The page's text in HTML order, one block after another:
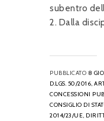
subentro
2. Dalla
PUBBLICATO 8
D.LGS. 50/2016,
CONCESSIONI
CONSIGLIO DI
2014/23/UE,